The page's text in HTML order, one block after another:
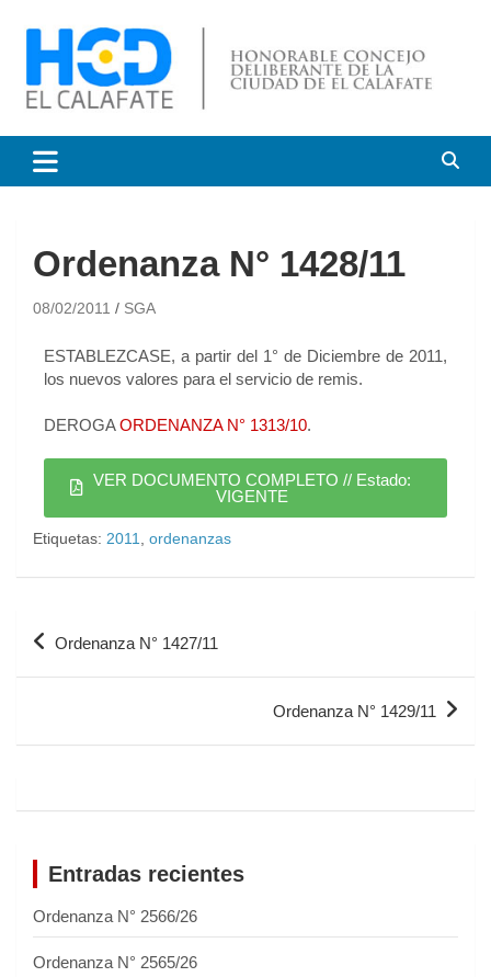
Honorable Concejo
Deliberante de El Calafate
Ordenanza N° 1428/11
08/02/2011 SGA
ESTABLEZCASE, a partir del 1° de Diciembre de 2011,
los nuevos valores para el servicio de remis.
DEROGAORDENANZA N° 1313/10.
VER DOCUMENTO COMPLETO // Estado:
VIGENTE
Etiquetas: 2011 ordenanzas
Ordenanza N° 1427/11
Ordenanza N° 1429/11
Entradas recientes
Ordenanza N° 2566/26
Ordenanza N° 2565/26